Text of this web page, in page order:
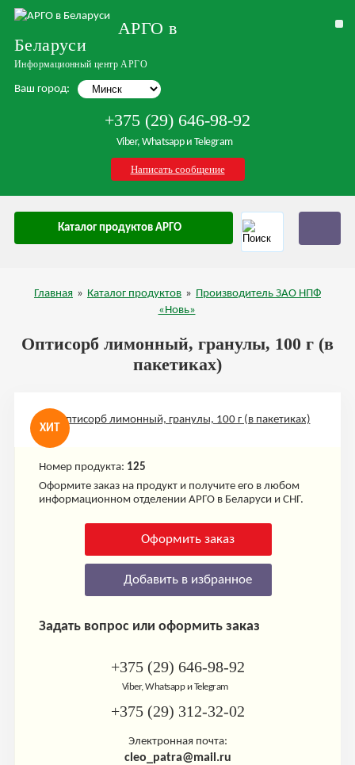
АРГО в
Беларуси
Информационный центр АРГО
Ваш город:
+375 (29) 646-98-92
Viber, Whatsapp и Telegram
Написать сообщение
Каталог продуктов АРГО
Главная » Каталог продуктов » Производитель ЗАО НПФ
«Новь»
Оптисорб лимонный, гранулы, 100 г (в
пакетиках)
ХИТ
Номер продукта: 125
Оформите заказ на продукт и получите его в любом
информационном отделении АРГО в Беларуси и СНГ.
Оформить заказ
Добавить в избранное
Задать вопрос или оформить заказ
+375 (29) 646-98-92
Viber, Whatsapp и Telegram
+375 (29) 312-32-02
Электронная почта:
cleo_patra@mail.ru